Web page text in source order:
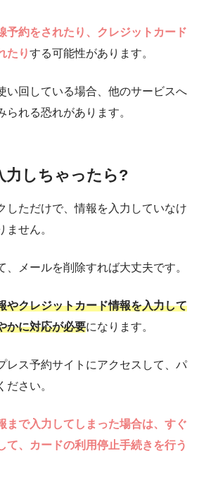
予約をされたり、クレジットカード
たりする可能性があります。
い回している場合、他のサービスへ
れる恐れがあります。
力しちゃったら?
しただけで、情報を入力していなけ
ません。
、メールを削除すれば大丈夫です。
やクレジットカード情報を入力して
かに対応が必要になります。
レス予約サイトにアクセスして、パ
ださい。
まで入力してしまった場合は、すぐ
て、カードの利用停止手続きを行う